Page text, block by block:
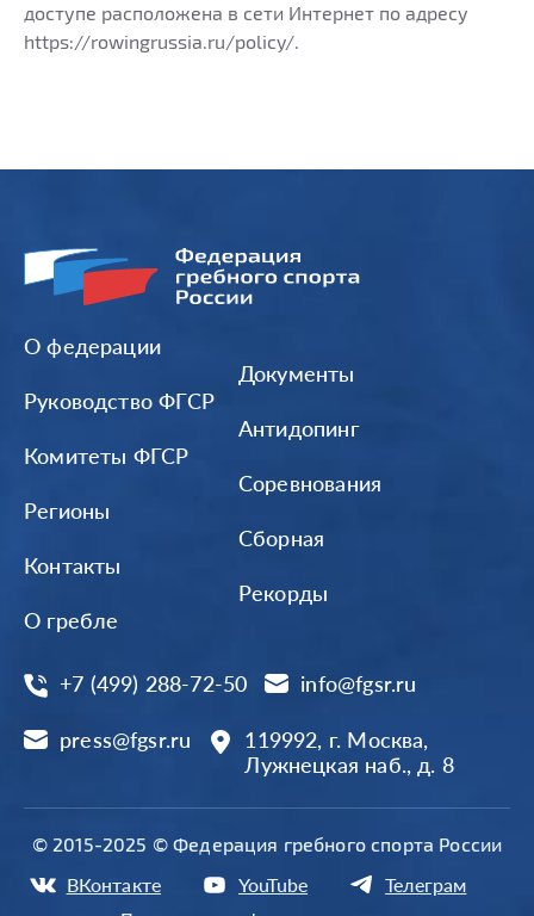
доступе расположена в сети Интернет по адресу
https://rowingrussia.ru/policy/.
О федерации
Руководство ФГСР
Комитеты ФГСР
Регионы
Контакты
О гребле
Документы
Антидопинг
Соревнования
Сборная
Рекорды
+7 (499) 288-72-50 info@fgsr.ru
press@fgsr.ru
119992, г. Москва,
Лужнецкая наб., д. 8
© 2015-2025 © Федерация гребного спорта России
ВКонтакте YouTube Телеграм